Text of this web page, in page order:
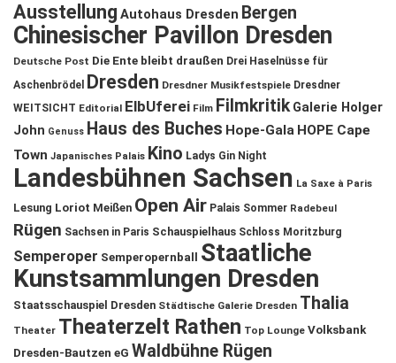
Ausstellung Autohaus Dresden Bergen
Chinesischer Pavillon Dresden
Deutsche Post Die Ente bleibt draußen Drei Haselnüsse für
Aschenbrödel Dresden Dresdner Musikfestspiele Dresdner
WEITSICHT Editorial ElbUferei Film Filmkritik Galerie Holger
John Genuss Haus des Buches Hope-Gala HOPE Cape
Town Japanisches Palais Kino Ladys Gin Night
Landesbühnen Sachsen La Saxe à Paris
Lesung Loriot Meißen Open Air Palais Sommer Radebeul
Rügen Sachsen in Paris Schauspielhaus Schloss Moritzburg
Semperoper Semperopernball
Staatliche
Kunstsammlungen Dresden
Staatsschauspiel Dresden Städtische Galerie Dresden Thalia
Theater Theaterzelt Rathen Top Lounge Volksbank
Dresden-Bautzen eG Waldbühne Rügen